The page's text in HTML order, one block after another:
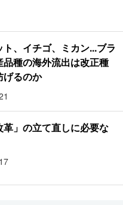
ト、イチゴ、ミカン...ブラ
品種の海外流出は改正種
げるのか
革」の立て直しに必要な